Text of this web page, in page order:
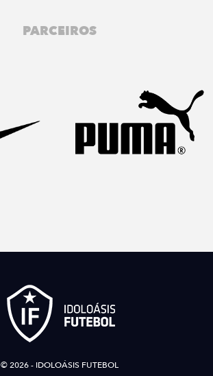
PARCEIROS
© 2026 - IDOLOÁSIS FUTEBOL